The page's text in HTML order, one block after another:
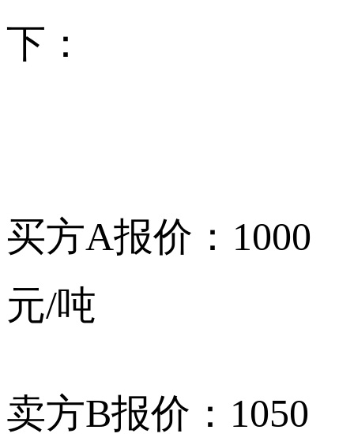
下：
买方A报价：1000
元/吨
卖方B报价：1050